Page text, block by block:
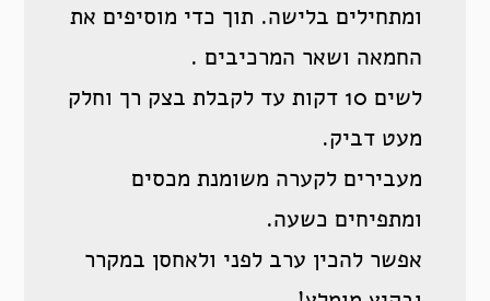
ומתחילים בלישה. תוך כדי מוסיפים את
החמאה ושאר המרכיבים .
לשים 10 דקות עד לקבלת בצק רך וחלק
מעט דביק.
מעבירים לקערה משומנת מכסים
ומתפיחים כשעה.
אפשר להכין ערב לפני ולאחסן במקרר